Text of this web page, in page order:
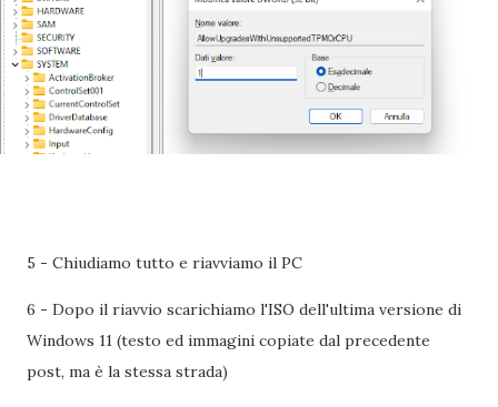
5 - Chiudiamo tutto e riavviamo il PC
6 - Dopo il riavvio scarichiamo l'ISO dell'ultima versione di
Windows 11 (testo ed immagini copiate dal precedente
post, ma è la stessa strada)